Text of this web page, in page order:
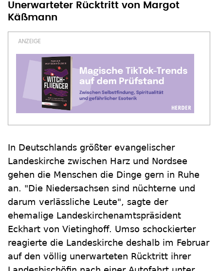
Unerwarteter Rücktritt von Margot
Käßmann
In Deutschlands größter evangelischer
Landeskirche zwischen Harz und Nordsee
gehen die Menschen die Dinge gern in Ruhe
an. "Die Niedersachsen sind nüchterne und
darum verlässliche Leute", sagte der
ehemalige Landeskirchenamtspräsident
Eckhart von Vietinghoff. Umso schockierter
reagierte die Landeskirche deshalb im Februar
auf den völlig unerwarteten Rücktritt ihrer